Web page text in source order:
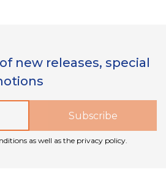
new releases, special
as well as the privacy policy.